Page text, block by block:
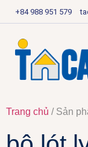
+84 988 951 579
Trang chủ / Sản